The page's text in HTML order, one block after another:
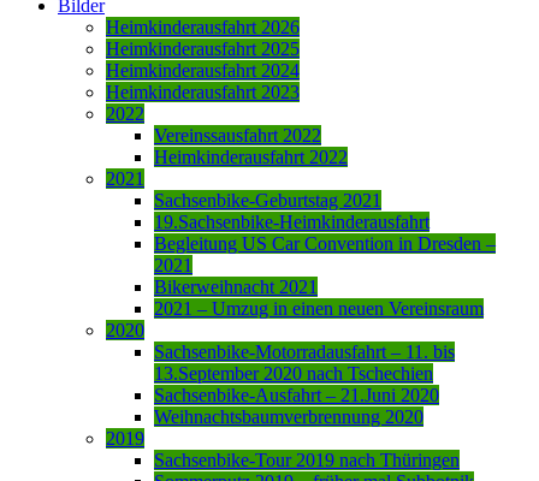
Bilder
Heimkinderausfahrt 2026
Heimkinderausfahrt 2025
Heimkinderausfahrt 2024
Heimkinderausfahrt 2023
2022
Vereinssausfahrt 2022
Heimkinderausfahrt 2022
2021
Sachsenbike-Geburtstag 2021
19.Sachsenbike-Heimkinderausfahrt
Begleitung US Car Convention in Dresden –
2021
Bikerweihnacht 2021
2021 – Umzug in einen neuen Vereinsraum
2020
Sachsenbike-Motorradausfahrt – 11. bis
13.September 2020 nach Tschechien
Sachsenbike-Ausfahrt – 21.Juni 2020
Weihnachtsbaumverbrennung 2020
2019
Sachsenbike-Tour 2019 nach Thüringen